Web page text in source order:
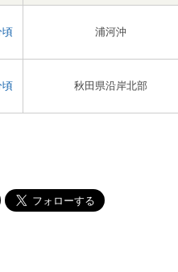
頃 浦河沖
頃 秋田県沿岸北部